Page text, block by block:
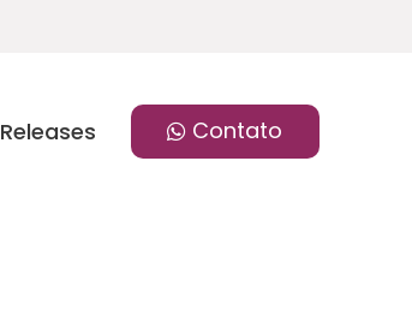
Releases Contato